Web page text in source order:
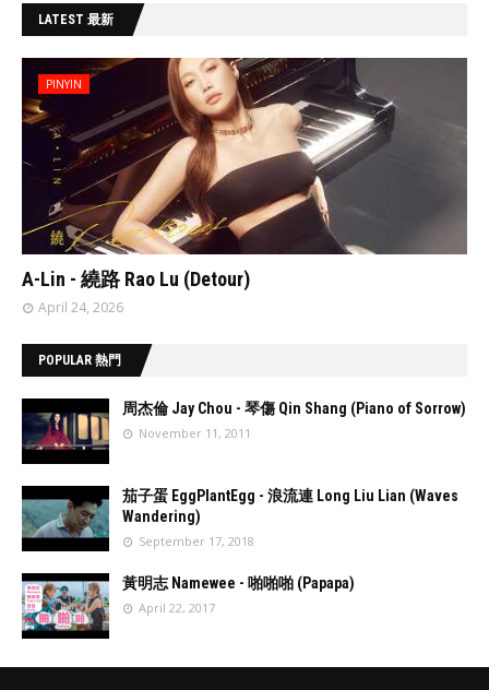
LATEST 最新
PINYIN
A-Lin - 繞路 Rao Lu (Detour)
April 24, 2026
POPULAR 熱門
'data:post.fea
turedImage
resizeImage
100'
周杰倫 Jay Chou - 琴傷 Qin Shang (Piano of Sorrow)
November 11, 2011
'data:post.fea
turedImage
resizeImage
100'
茄子蛋 EggPlantEgg - 浪流連 Long Liu Lian (Waves
Wandering)
September 17, 2018
'data:post.fea
黃明志 Namewee - 啪啪啪 (Papapa)
April 22, 2017